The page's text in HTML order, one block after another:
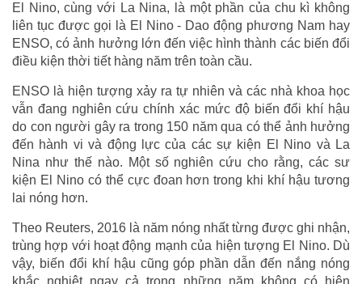
El Nino, cùng với La Nina, là một phần của chu kì không
liên tục được gọi là El Nino - Dao động phương Nam hay
ENSO, có ảnh hưởng lớn đến việc hình thành các biến đổi
điều kiện thời tiết hàng năm trên toàn cầu.
ENSO là hiện tượng xảy ra tự nhiên và các nhà khoa học
vẫn đang nghiên cứu chính xác mức độ biến đổi khí hậu
do con người gây ra trong 150 năm qua có thể ảnh hưởng
đến hành vi và động lực của các sự kiện El Nino và La
Nina như thế nào. Một số nghiên cứu cho rằng, các sư
kiện El Nino có thể cực đoan hơn trong khi khí hậu tương
lai nóng hơn.
Theo Reuters, 2016 là năm nóng nhất từng được ghi nhận,
trùng hợp với hoạt động mạnh của hiện tượng El Nino. Dù
vậy, biến đổi khí hậu cũng góp phần dẫn đến nắng nóng
khắc nghiệt ngay cả trong những năm không có hiện